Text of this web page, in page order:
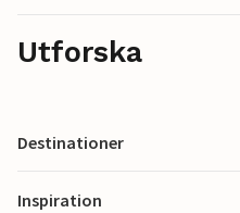
Utforska
Destinationer
Inspiration